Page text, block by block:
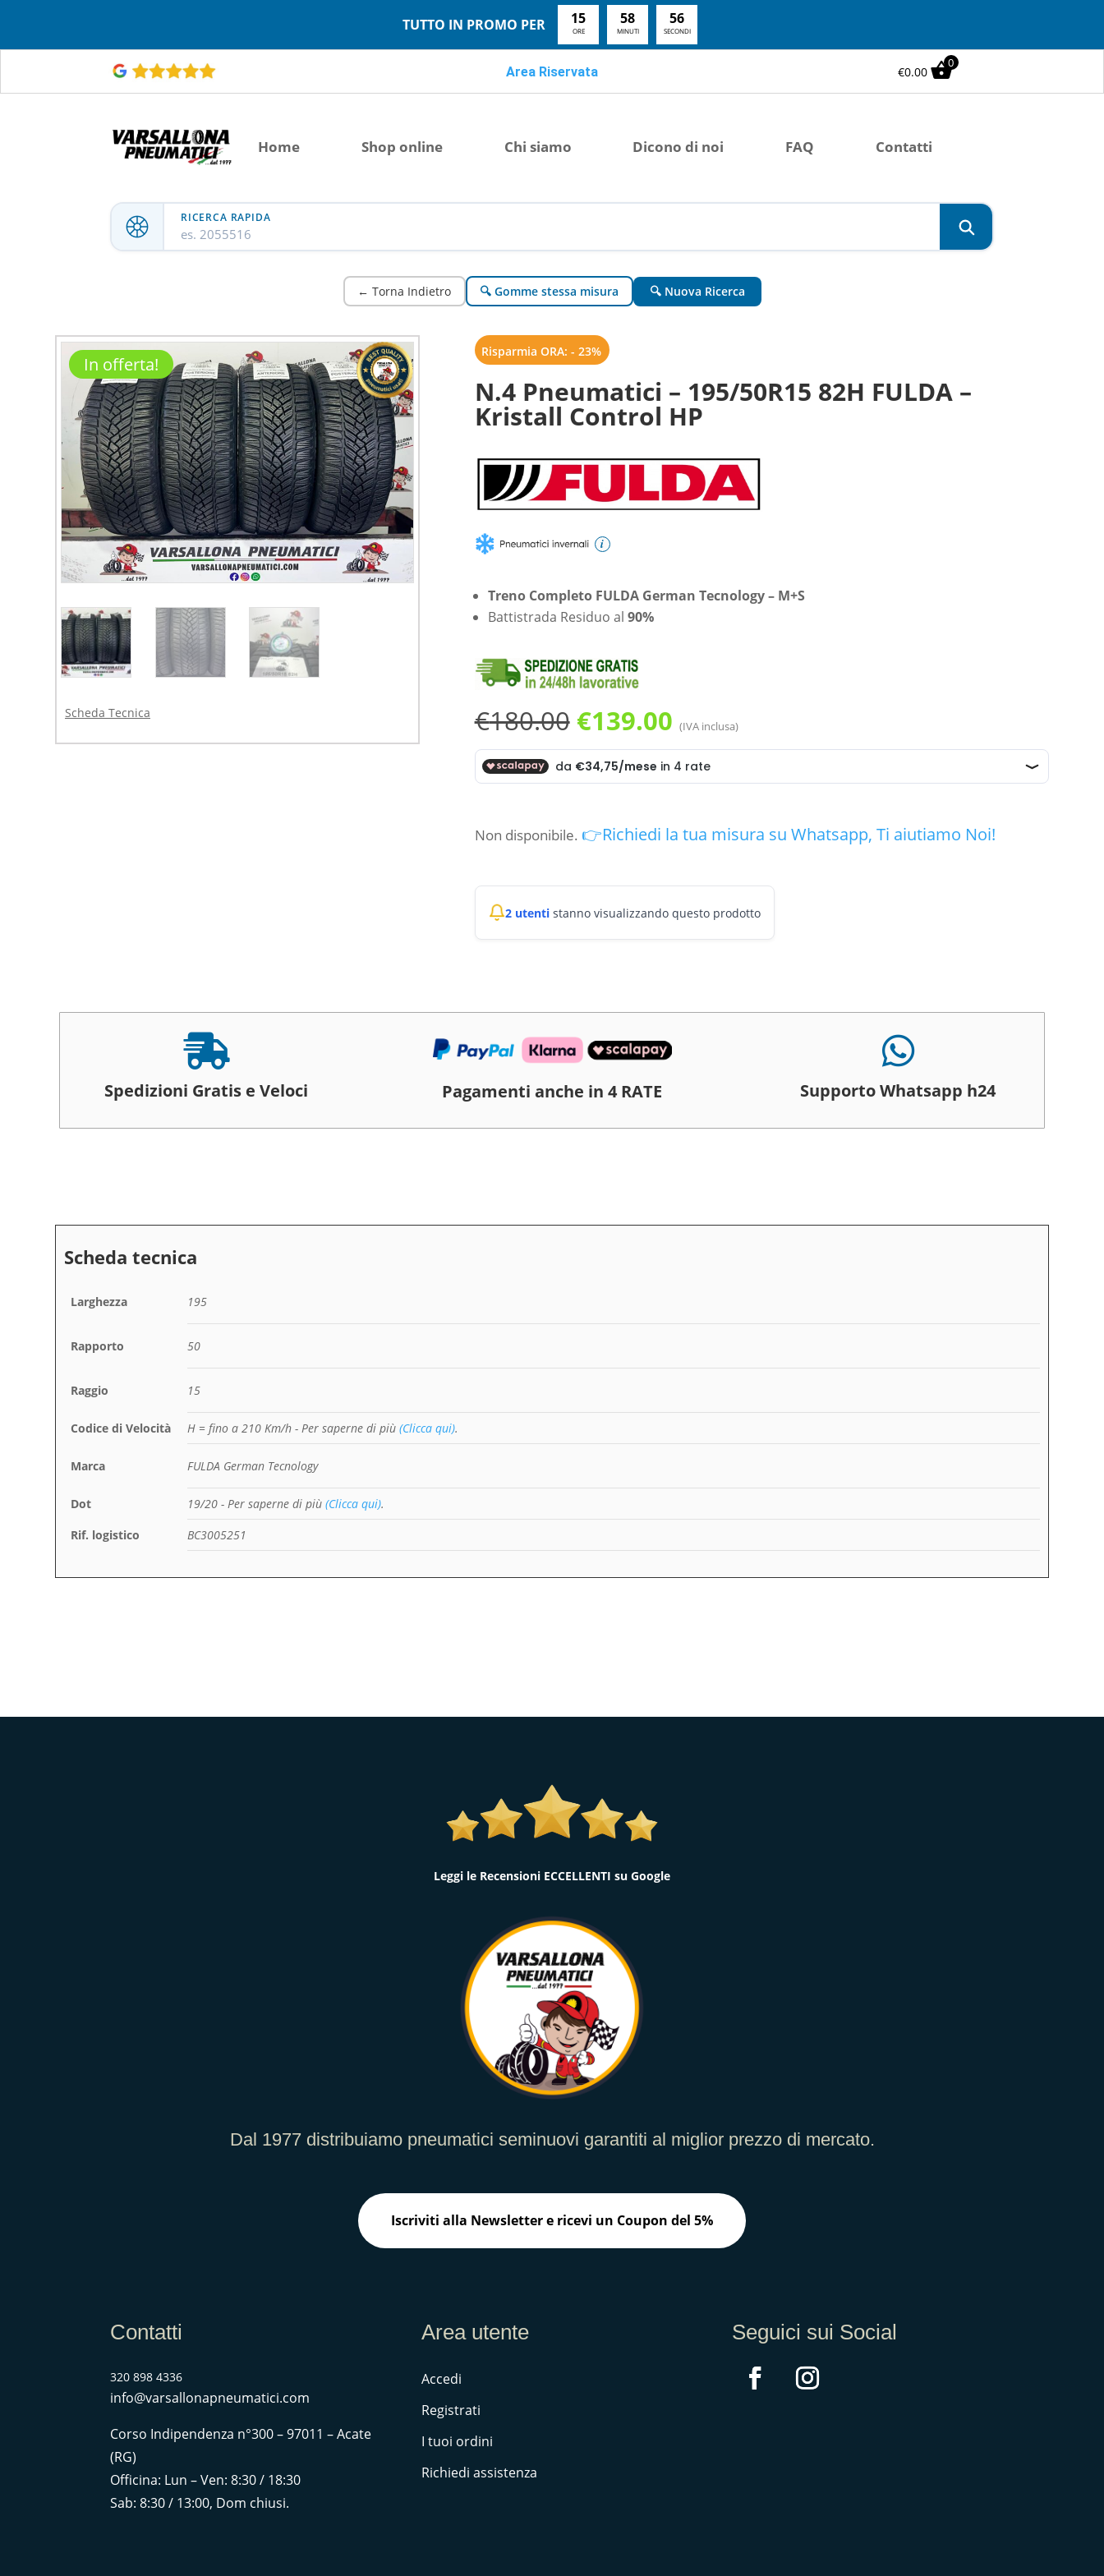
TUTTO IN PROMO PER 15
ORE
58
MINUTI
55
SECONDI
Area Riservata €0.00
0
Home Shop online Chi siamo Dicono di noi FAQ Contatti
RICERCA RAPIDA
es. 2055516
← Torna Indietro 🔍 Gomme stessa misura 🔍 Nuova Ricerca
In offerta!
Scheda Tecnica
Risparmia ORA: - 23%
N.4 Pneumatici – 195/50R15 82H FULDA –
Kristall Control HP
i
Treno Completo FULDA German Tecnology – M+S
Battistrada Residuo al 90%
€180.00 Il
prezzo
originale
era:
€180.00.
€139.00Il
prezzo
attuale
è:
€139.00.
(IVA inclusa)
Non disponibile. 👉Richiedi la tua misura su Whatsapp, Ti aiutiamo Noi!
2 utentistanno visualizzando questo prodotto

Spedizioni Gratis e Veloci Pagamenti anche in 4 RATE

Supporto Whatsapp h24
Larghezza 195
Rapporto 50
Raggio 15
Codice di Velocità H = fino a 210 Km/h - Per saperne di più (Clicca qui).
Marca FULDA German Tecnology
Dot 19/20 - Per saperne di più (Clicca qui).
Rif. logistico
BC3005251
Leggi le Recensioni ECCELLENTI su Google
Dal 1977 distribuiamo pneumatici seminuovi garantiti al miglior prezzo di mercato.
Iscriviti alla Newsletter e ricevi un Coupon del 5%
Contatti
320 898 4336
info@varsallonapneumatici.com
Corso Indipendenza n°300 – 97011 – Acate
(RG)
Officina: Lun – Ven: 8:30 / 18:30
Sab: 8:30 / 13:00, Dom chiusi.
Area utente
Accedi
Registrati
I tuoi ordini
Richiedi assistenza
Seguici sui Social